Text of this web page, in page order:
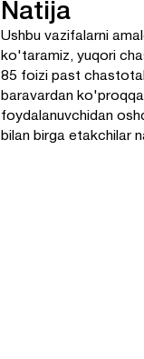
Natija
Ushbu vazifalarni
ko'taramiz, yuqori
85 foizi past
baravardan
foydalanuvchidan
bilan birga etakchilar